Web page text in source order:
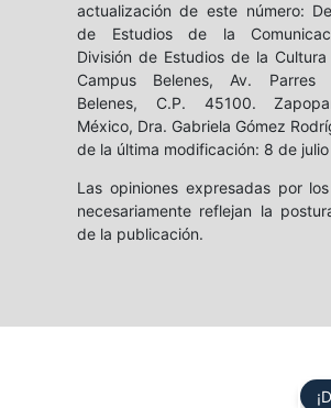
actualización de este número:
de Estudios de la
División de Estudios de la Cultura
Campus Belenes, Av. Parres
Belenes, C.P. 45100.
México, Dra. Gabriela Gómez
de la última modificación: 8 de
Las opiniones expresadas por
necesariamente reflejan la
de la publicación.